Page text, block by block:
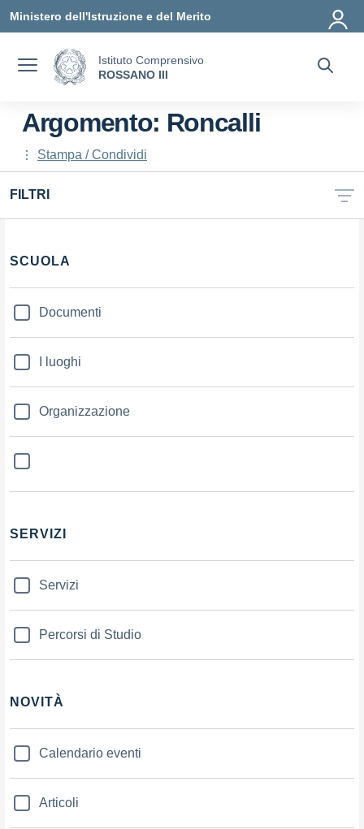
Ministero dell'Istruzione e del Merito
Istituto Comprensivo
ROSSANO III
Argomento: Roncalli
Stampa / Condividi
FILTRI
SCUOLA
Documenti
I luoghi
Organizzazione
SERVIZI
Servizi
Percorsi di Studio
NOVITÀ
Calendario eventi
Articoli